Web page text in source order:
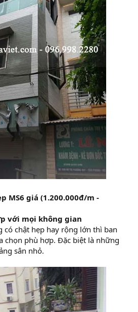
MS6 giá (1.200.000đ/m -
với mọi không gian
có chật hẹp hay rộng lớn thì ban
chọn phù hợp. Đặc biệt là những
sân nhỏ.